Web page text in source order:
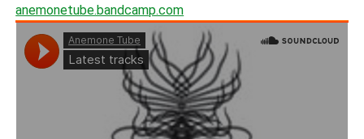
anemonetube.bandcamp.com